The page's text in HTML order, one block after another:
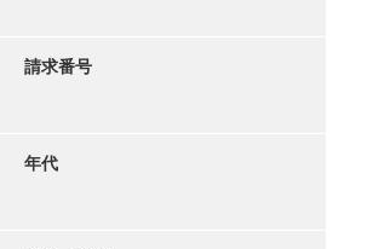
請求番号
年代